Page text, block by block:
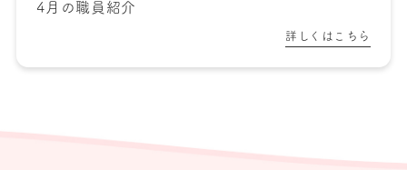
4月の職員紹介
詳しくはこちら